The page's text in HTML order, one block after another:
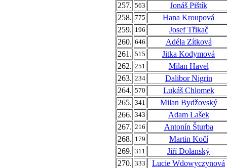
257. 563
Jonáš Pištík
258. 775
Hana Kroupová
259. 196
Josef Třikač
260. 646
Adéla Zítková
261. 515
Jitka Kodymová
262. 251
Milan Havel
263. 234
Dalibor Nigrin
264. 570
Lukáš Chlomek
265. 341
Milan Bydžovský
266. 343
Adam Lašek
267. 216
Antonín Šturba
268. 179
Martin Kočí
269. 311
Jiří Dolanský
270. 333
Lucie Wdowyczynová